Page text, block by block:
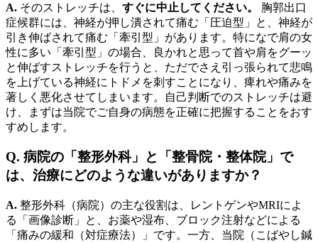
A. そのストレッチは、 すぐに中止してください。
胸郭出口
症候群には、神経が押し潰されて痛む「圧迫型」と、神経が
引き伸ばされて痛む「牽引型」があります。特になで肩の女
性に多い「牽引型」の場合、良かれと思って首や肩をグーッ
と伸ばすストレッチを行うと、ただでさえ引っ張られて悲鳴
を上げている神経にトドメを刺すことになり、痺れや痛みを
著しく悪化させてしまいます。自己判断でのストレッチは避
け、まずは当院でご自身の病態を正確に把握することをおす
すめします。
Q. 病院の「整形外科」と「整骨院・整体院」で
は、治療にどのような違いがありますか？
A. 整形外科（病院）の主な役割は、レントゲンやMRIによ
る「画像診断」と、お薬や湿布、ブロック注射などによる
「痛みの緩和（対症療法）」です。一方、当院（こばやし鍼